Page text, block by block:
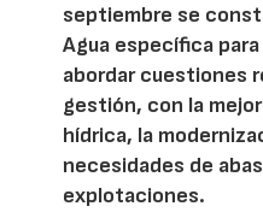
septiembre se
Agua específica
abordar cuestiones
gestión, con la
hídrica, la
necesidades de
explotaciones.